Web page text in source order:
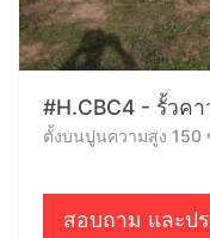
#H.CBC4 - รั้วค
ตั้งบนปูนความสูง 150
สอบถาม และป